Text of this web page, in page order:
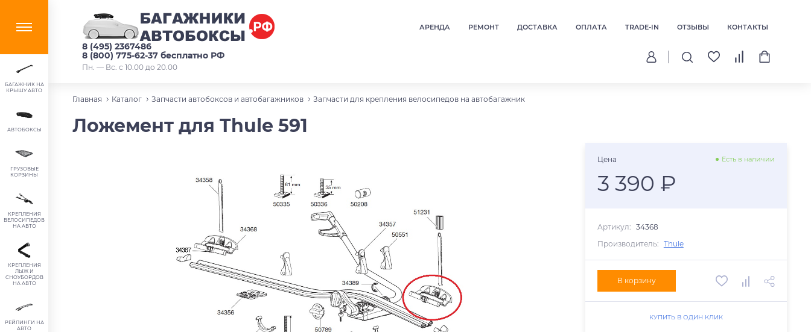
АРЕНДА РЕМОНТ ДОСТАВКА ОПЛАТА TRADE-IN ОТЗЫВЫ КОНТАКТЫ
8 (495) 2367486
8 (800) 775-62-37 бесплатно РФ
Пн. — Вс. с 10.00 до 20.00
БАГАЖНИК НА
КРЫШУ АВТО
АВТОБОКСЫ
ГРУЗОВЫЕ
КОРЗИНЫ
КРЕПЛЕНИЯ
ВЕЛОСИПЕДОВ
НА АВТО
КРЕПЛЕНИЯ
ЛЫЖ И
СНОУБОРДОВ
НА АВТО
РЕЙЛИНГИ НА
АВТО
Главная Каталог Запчасти автобоксов и автобагажников Запчасти для крепления велосипедов на автобагажник
Ложемент для Thule 591
Цена Есть в наличии
3 390 ₽
Артикул: 34368
Производитель: Thule
В корзину
КУПИТЬ В ОДИН КЛИК